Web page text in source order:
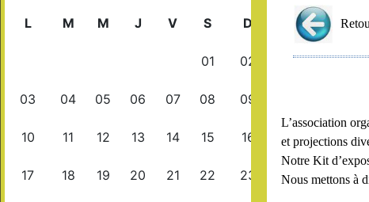
L’association
et projections
Notre Kit
Nous mettons à